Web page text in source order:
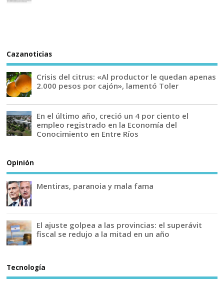
Cazanoticias
Crisis del citrus: «Al productor le quedan apenas
2.000 pesos por cajón», lamentó Toler
En el último año, creció un 4 por ciento el
empleo registrado en la Economía del
Conocimiento en Entre Ríos
Opinión
Mentiras, paranoia y mala fama
El ajuste golpea a las provincias: el superávit
fiscal se redujo a la mitad en un año
Tecnología